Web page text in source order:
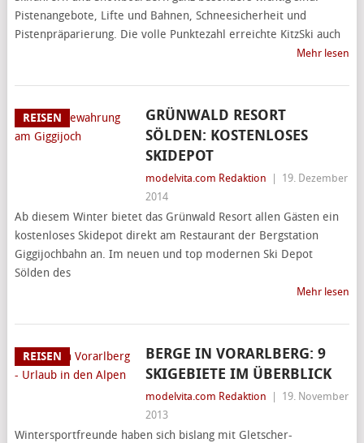
Pistenangebote, Lifte und Bahnen, Schneesicherheit und
Pistenpräparierung. Die volle Punktezahl erreichte KitzSki auch
Mehr lesen
REISEN
GRÜNWALD RESORT
SÖLDEN: KOSTENLOSES
SKIDEPOT
modelvita.com Redaktion
19. Dezember
2014
Ab diesem Winter bietet das Grünwald Resort allen Gästen ein
kostenloses Skidepot direkt am Restaurant der Bergstation
Giggijochbahn an. Im neuen und top modernen Ski Depot
Sölden des
Mehr lesen
REISEN
BERGE IN VORARLBERG: 9
SKIGEBIETE IM ÜBERBLICK
modelvita.com Redaktion
19. November
2013
Wintersportfreunde haben sich bislang mit Gletscher-